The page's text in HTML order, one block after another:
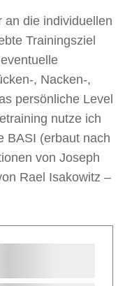
an die individuellen
Trainingsziel
, Nacken-,
persönliche Level
nutze ich
BASI (erbaut nach
von Joseph
Rael Isakowitz –